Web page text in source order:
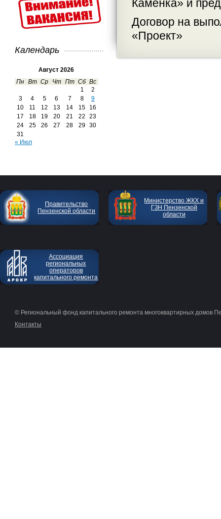
Календарь
Август 2026
Пн Вт Ср Чт Пт Сб Вс
1
2
3
4 5 6 7 8
9
10
11 12 13 14 15
16
17
18 19 20 21 22
23
24
25 26 27 28 29
30
31
« Июл
Каменка» и
Договор на
«Проект»
Правительство
Пензенской области
Министерство ЖКХ и
ГЗН Пензенской
области
Ассоциация
региональных
операторов
капитального ремонта
© Региональный фонд капитального ремонта многоквартирных домов
Контакты